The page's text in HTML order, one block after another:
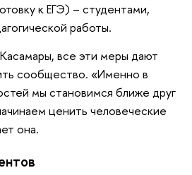
к ЕГЭ) – студентами,
работы.
все эти меры дают
сообщество. «Именно в
мы становимся ближе друг
ценить человеческие
она.